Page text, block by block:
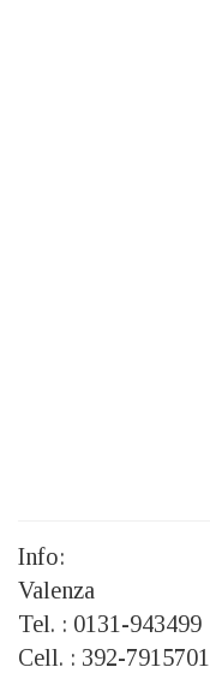
Info:
Valenza
Tel. : 0131-943499
Cell. : 392-7915701